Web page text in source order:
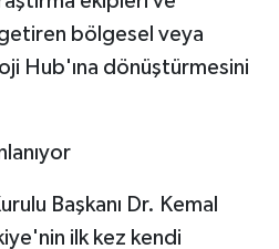
getiren bölgesel veya
Hub'ına dönüştürmesini
Başkanı Dr. Kemal
ilk kez kendi